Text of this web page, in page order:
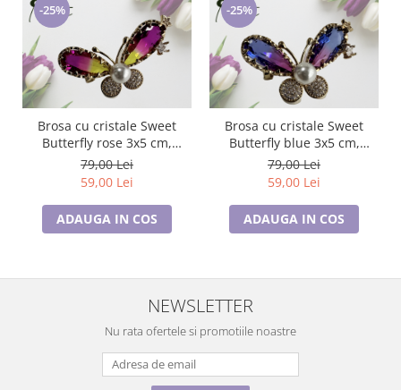
-25%
Brosa cu cristale Sweet
Butterfly rose 3x5 cm,
BR23.015, garantie 6 luni
79,00 Lei
59,00 Lei
ADAUGA IN COS
-25%
Brosa cu cristale Sweet
Butterfly blue 3x5 cm,
BR23.016, garantie 6 luni
79,00 Lei
59,00 Lei
ADAUGA IN COS
NEWSLETTER
Nu rata ofertele si promotiile noastre